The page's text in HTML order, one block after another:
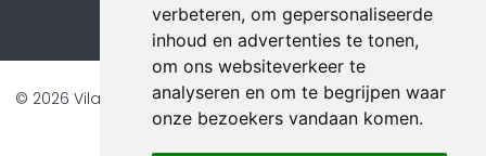
verbeteren, om gepersonaliseerde
inhoud en advertenties te tonen,
om ons websiteverkeer te
analyseren en om te begrijpen waar
onze bezoekers vandaan komen.
© 2026 Vilando Vakantiehuizen |Website door FalcoTravel
Veilig online betalen met